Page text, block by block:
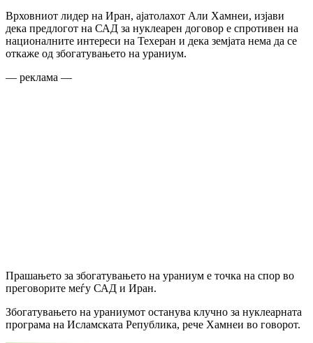
Врховниот лидер на Иран, ајатолахот Али Хамнеи, изјави
дека предлогот на САД за нуклеарен договор е спротивен на
националните интереси на Техеран и дека земјата нема да се
откаже од збогатувањето на ураниум.
— реклама —
Прашањето за збогатувањето на ураниум е точка на спор во
преговорите меѓу САД и Иран.
Збогатувањето на ураниумот останува клучно за нуклеарната
програма на Исламската Република, рече Хамнеи во говорот.